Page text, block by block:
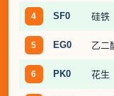
4 SF0 硅铁
5 EG0 乙二
6 PK0 花生